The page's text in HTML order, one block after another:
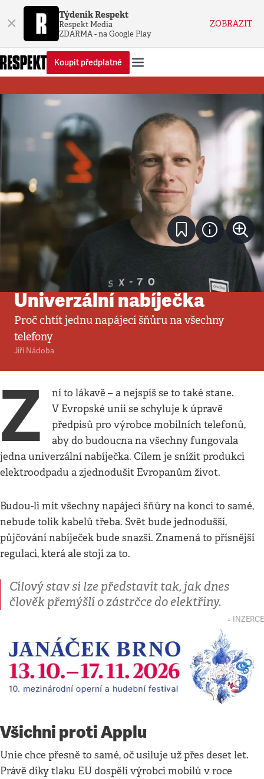
× Týdeník Respekt
Respekt Media
ZDARMA - na Google Play
ZOBRAZIT
Koupit předplatné
Komentář
Univerzální nabíječka
Proč chtít jednu napájecí šňůru na všechny
telefony
Jiří Nádoba
Z
ní to lákavě – a nejspíš se to také stane.
V Evropské unii se schyluje k úpravě
předpisů pro výrobce mobilních telefonů,
aby do budoucna na všechny fungovala
jedna univerzální nabíječka. Cílem je snížit produkci
elektroodpadu a zjednodušit Evropanům život.
Budou-li mít všechny napájecí šňůry na konci to samé,
nebude tolik kabelů třeba. Svět bude jednodušší,
půjčování nabíječek bude snazší. Znamená to přísnější
regulaci, která ale stojí za to.
Cílový stav si lze představit tak, jak dnes
člověk přemýšlí o zástrčce do elektřiny.
↓ INZERCE
Všichni proti Applu
Unie chce přesně to samé, oč usiluje už přes deset let.
Právě díky tlaku EU dospěli výrobci mobilů v roce